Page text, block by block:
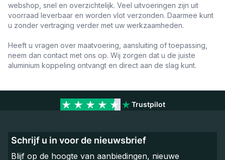
webshop, snel en overzichtelijk. Veel uitvoeringen zijn uit
voorraad leverbaar en worden vlot verzonden. Daarmee kunt
u zonder vertraging verder met uw werkzaamheden.
Heeft u vragen over maatvoering, aansluiting of toepassing,
neem dan contact met ons op. Wij zorgen dat u de juiste
aluminium koppeling ontvangt en direct aan de slag kunt.
Trustpilot
Schrijf u in voor de nieuwsbrief
Blijf op de hoogte van aanbiedingen, nieuwe